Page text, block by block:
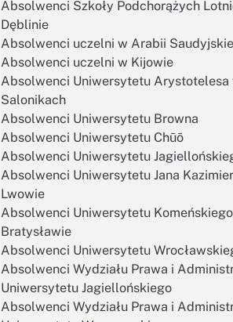
Absolwenci Szkoły Podchorążych
Dęblinie
Absolwenci uczelni w Arabii
Absolwenci uczelni w Kijowie
Absolwenci Uniwersytetu Arystotelesa
Salonikach
Absolwenci Uniwersytetu Browna
Absolwenci Uniwersytetu Chūō
Absolwenci Uniwersytetu
Absolwenci Uniwersytetu Jana
Lwowie
Absolwenci Uniwersytetu
Bratysławie
Absolwenci Uniwersytetu
Absolwenci Wydziału Prawa i
Uniwersytetu Jagiellońskiego
Absolwenci Wydziału Prawa i